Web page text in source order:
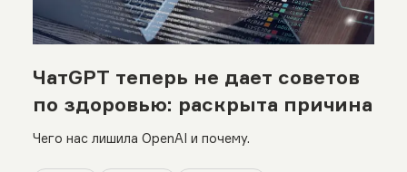
ЧатGPT теперь не дает советов
по здоровью: раскрыта причина
Чего нас лишила OpenAI и почему.